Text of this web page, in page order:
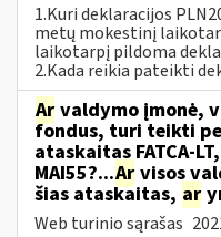
1.Kuri deklaracijos
metų mokestinį
laikotarpį pildoma
2.Kada reikia pateikti
Ar valdymo įmonė,
fondus, turi teikti
ataskaitas FATCA-
MAI55?...Ar visos
šias ataskaitas, ar
Web turinio sąrašas